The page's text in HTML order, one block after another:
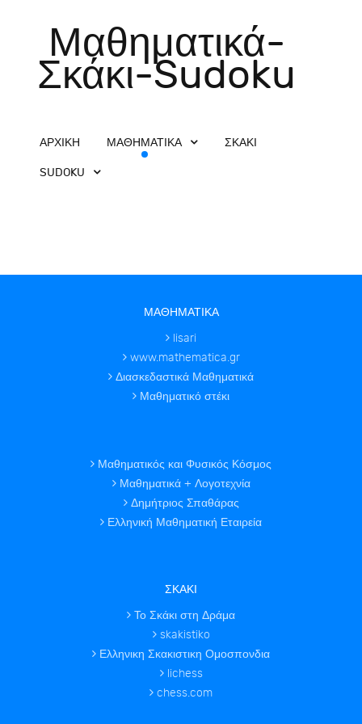
Μαθηματικά-
Σκάκι-Sudoku
ΑΡΧΙΚΗ ΜΑΘΗΜΑΤΙΚΑ ΣΚΑΚΙ
SUDOKU
ΜΑΘΗΜΑΤΙΚΑ
lisari
www.mathematica.gr
Διασκεδαστικά Μαθηματικά
Μαθηματικό στέκι
Μαθηματικός και Φυσικός Κόσμος
Μαθηματικά + Λογοτεχνία
Δημήτριος Σπαθάρας
Ελληνική Μαθηματική Εταιρεία
ΣΚΑΚΙ
Το Σκάκι στη Δράμα
skakistiko
Ελληνικη Σκακιστικη Ομοσπονδια
lichess
chess.com